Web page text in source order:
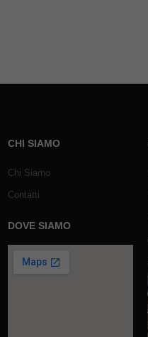
CHI SIAMO
Chi Siamo
Contatti
DOVE SIAMO